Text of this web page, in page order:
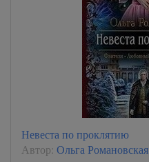
Невеста по проклятию
Автор: Ольга Романовская